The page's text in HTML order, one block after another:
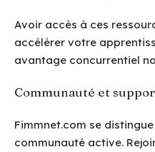
Avoir accès à ces
accélérer votre
avantage concurrentiel
Communauté et
Fimmnet.com se
communauté active.